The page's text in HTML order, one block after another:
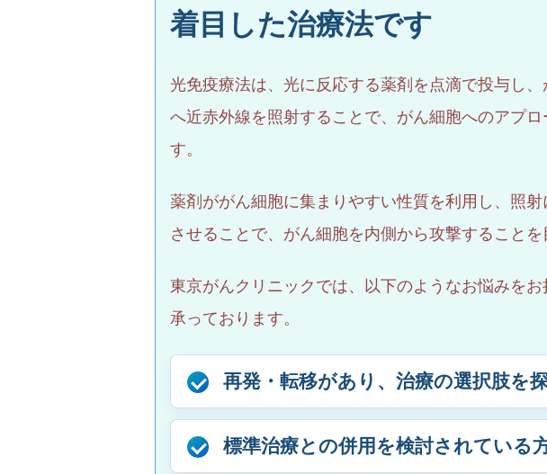
着目した治療法です
光免疫療法は、光に反応する薬剤を点滴で投与し
へ近赤外線を照射することで、がん細胞へのアプ
す。
薬剤ががん細胞に集まりやすい性質を利用し、照
させることで、がん細胞を内側から攻撃することを
東京がんクリニックでは、以下のようなお悩みを
承っております。
再発・転移があり、治療の選択肢を
標準治療との併用を検討されている